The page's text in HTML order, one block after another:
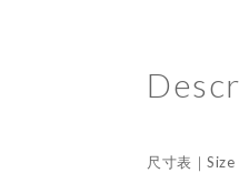
尺寸表｜